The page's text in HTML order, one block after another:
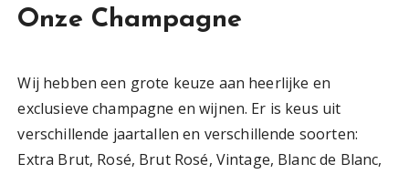
Onze Champagne
Wij hebben een grote keuze aan heerlijke en
exclusieve champagne en wijnen. Er is keus uit
verschillende jaartallen en verschillende soorten:
Extra Brut, Rosé, Brut Rosé, Vintage, Blanc de Blanc,